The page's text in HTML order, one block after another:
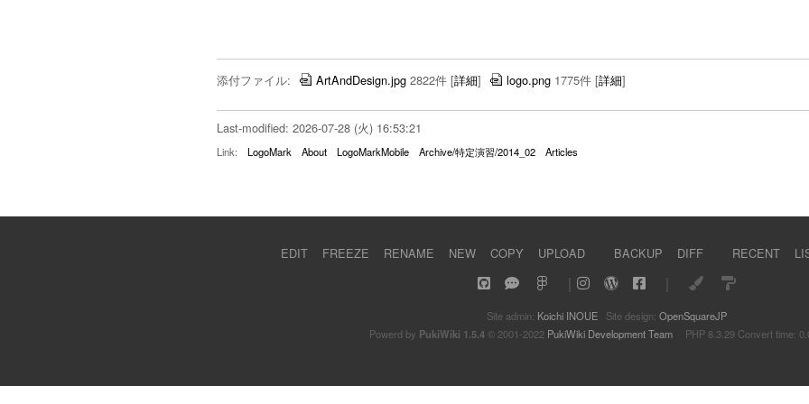
添付ファイル: ArtAndDesign.jpg 2822件 [詳細] logo.png 1775件 [詳細]
Last-modified: 2026-07-28 (火) 16:53:21
Link: LogoMark About LogoMarkMobile Archive/特定演習/2014_02 Articles
EDIT FREEZE RENAME NEW COPY UPLOAD BACKUP DIFF RECENT
Site admin: Koichi INOUE Site design: OpenSquareJP
Powerd by PukiWiki 1.5.4© 2001-2022 PukiWiki Development TeamPHP 8.3.29 Convert time: